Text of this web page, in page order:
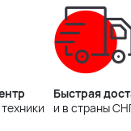
Быстрая
и в страны